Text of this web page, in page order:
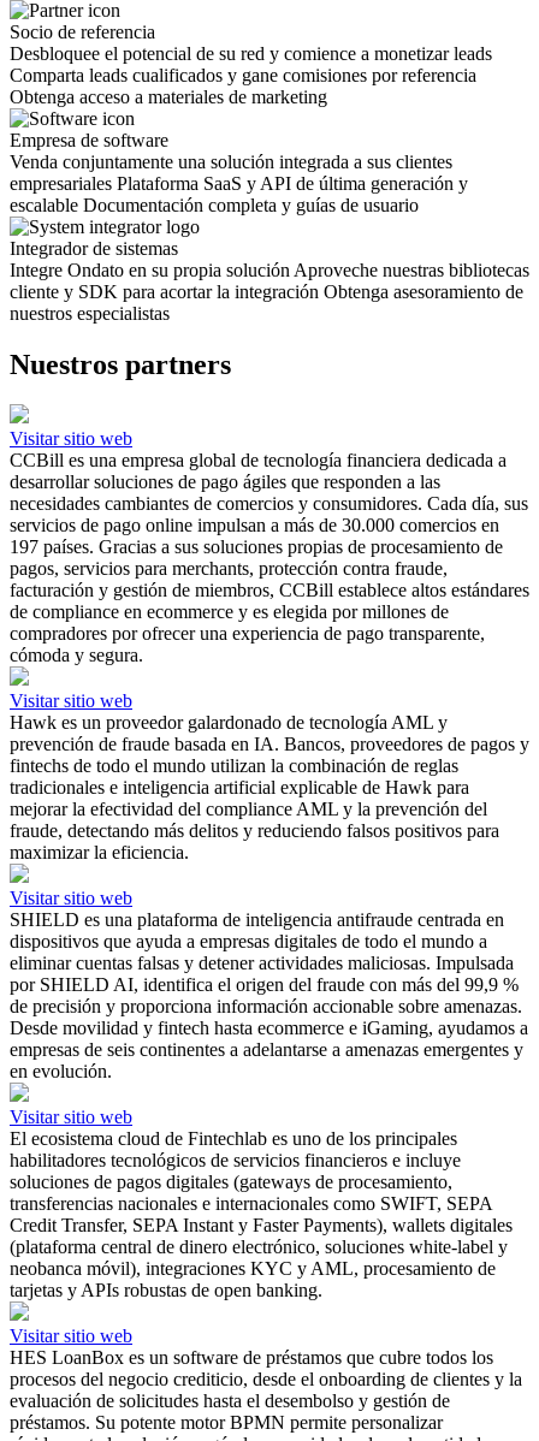
Socio de referencia
Desbloquee el potencial de su red y comience a monetizar leads
Comparta leads cualificados y gane comisiones por referencia
Obtenga acceso a materiales de marketing
Empresa de software
Venda conjuntamente una solución integrada a sus clientes
empresariales Plataforma SaaS y API de última generación y
escalable Documentación completa y guías de usuario
Integrador de sistemas
Integre Ondato en su propia solución Aproveche nuestras bibliotecas
cliente y SDK para acortar la integración Obtenga asesoramiento de
nuestros especialistas
Nuestros partners
Visitar sitio web
CCBill es una empresa global de tecnología financiera dedicada a
desarrollar soluciones de pago ágiles que responden a las
necesidades cambiantes de comercios y consumidores. Cada día, sus
servicios de pago online impulsan a más de 30.000 comercios en
197 países. Gracias a sus soluciones propias de procesamiento de
pagos, servicios para merchants, protección contra fraude,
facturación y gestión de miembros, CCBill establece altos estándares
de compliance en ecommerce y es elegida por millones de
compradores por ofrecer una experiencia de pago transparente,
cómoda y segura.
Visitar sitio web
Hawk es un proveedor galardonado de tecnología AML y
prevención de fraude basada en IA. Bancos, proveedores de pagos y
fintechs de todo el mundo utilizan la combinación de reglas
tradicionales e inteligencia artificial explicable de Hawk para
mejorar la efectividad del compliance AML y la prevención del
fraude, detectando más delitos y reduciendo falsos positivos para
maximizar la eficiencia.
Visitar sitio web
SHIELD es una plataforma de inteligencia antifraude centrada en
dispositivos que ayuda a empresas digitales de todo el mundo a
eliminar cuentas falsas y detener actividades maliciosas. Impulsada
por SHIELD AI, identifica el origen del fraude con más del 99,9 %
de precisión y proporciona información accionable sobre amenazas.
Desde movilidad y fintech hasta ecommerce e iGaming, ayudamos a
empresas de seis continentes a adelantarse a amenazas emergentes y
en evolución.
Visitar sitio web
El ecosistema cloud de Fintechlab es uno de los principales
habilitadores tecnológicos de servicios financieros e incluye
soluciones de pagos digitales (gateways de procesamiento,
transferencias nacionales e internacionales como SWIFT, SEPA
Credit Transfer, SEPA Instant y Faster Payments), wallets digitales
(plataforma central de dinero electrónico, soluciones white-label y
neobanca móvil), integraciones KYC y AML, procesamiento de
tarjetas y APIs robustas de open banking.
Visitar sitio web
HES LoanBox es un software de préstamos que cubre todos los
procesos del negocio crediticio, desde el onboarding de clientes y la
evaluación de solicitudes hasta el desembolso y gestión de
préstamos. Su potente motor BPMN permite personalizar